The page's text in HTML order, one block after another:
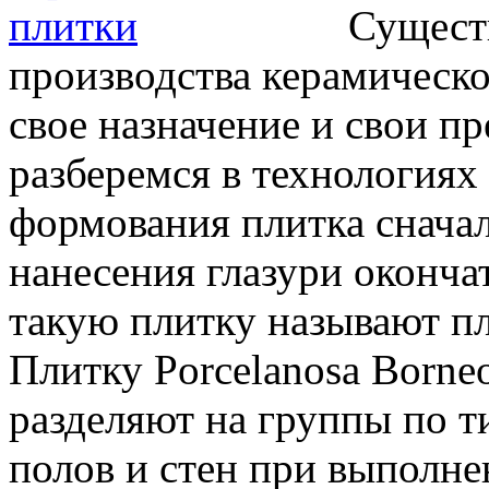
производства
свое назначение и свои
разберемся в
формования плитка
нанесения глазури
такую плитку называют
Плитку Porcelanosa
разделяют на группы по
полов и стен при